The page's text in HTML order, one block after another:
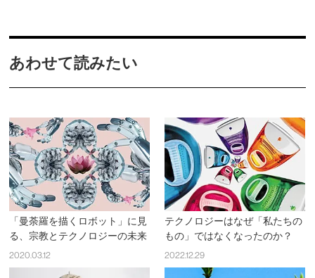
あわせて読みたい
「曼荼羅を描くロボット」に見
る、宗教とテクノロジーの未来
2020.03.12
テクノロジーはなぜ「私たちの
もの」ではなくなったのか？
2022.12.29